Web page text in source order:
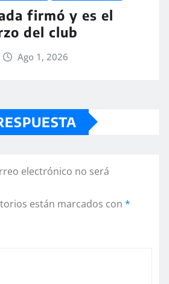
firmó y es el
del club
Ago 1, 2026
electrónico no será
están marcados con *